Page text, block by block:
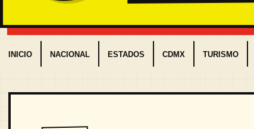
INICIO NACIONAL ESTADOS CDMX TURISMO